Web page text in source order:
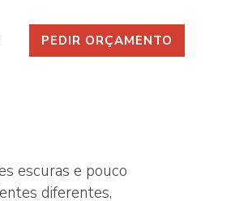
PEDIR ORÇAMENTO
escuras e pouco
diferentes,